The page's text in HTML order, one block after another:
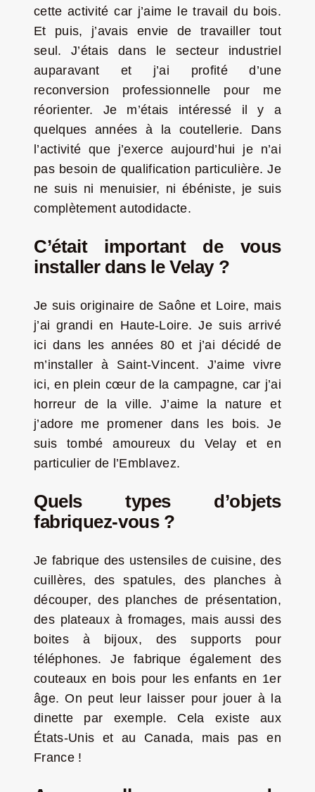
cette activité car j’aime le travail du bois.
Et puis, j’avais envie de travailler tout
seul. J’étais dans le secteur industriel
auparavant et j’ai profité d’une
reconversion professionnelle pour me
réorienter. Je m’étais intéressé il y a
quelques années à la coutellerie. Dans
l’activité que j’exerce aujourd’hui je n’ai
pas besoin de qualification particulière. Je
ne suis ni menuisier, ni ébéniste, je suis
complètement autodidacte.
C’était important de vous
installer dans le Velay ?
Je suis originaire de Saône et Loire, mais
j’ai grandi en Haute-Loire. Je suis arrivé
ici dans les années 80 et j’ai décidé de
m’installer à Saint-Vincent. J’aime vivre
ici, en plein cœur de la campagne, car j’ai
horreur de la ville. J’aime la nature et
j’adore me promener dans les bois. Je
suis tombé amoureux du Velay et en
particulier de l’Emblavez.
Quels types d’objets
fabriquez-vous ?
Je fabrique des ustensiles de cuisine, des
cuillères, des spatules, des planches à
découper, des planches de présentation,
des plateaux à fromages, mais aussi des
boites à bijoux, des supports pour
téléphones. Je fabrique également des
couteaux en bois pour les enfants en 1er
âge. On peut leur laisser pour jouer à la
dinette par exemple. Cela existe aux
États-Unis et au Canada, mais pas en
France !